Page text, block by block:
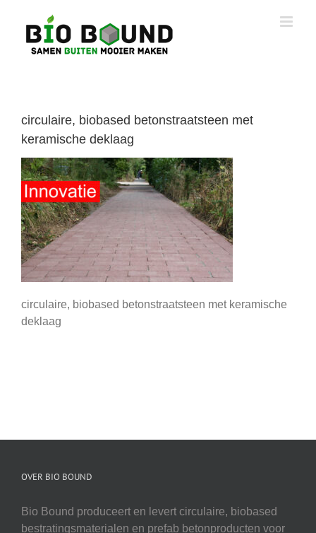
inhoud
circulaire, biobased betonstraatsteen met
keramische deklaag
circulaire, biobased betonstraatsteen met keramische
deklaag
OVER BIO BOUND
Bio Bound produceert en levert circulaire, biobased
bestratingsmaterialen en prefab betonproducten voor